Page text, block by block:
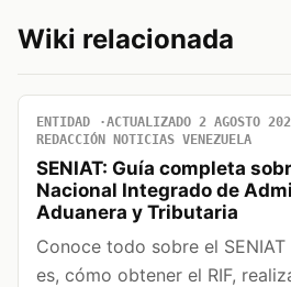
Wiki relacionada
ENTIDAD ACTUALIZADO 2 AGOSTO
REDACCIÓN NOTICIAS VENEZUELA
SENIAT: Guía completa
Nacional Integrado de
Aduanera y Tributaria
Conoce todo sobre el SENIAT
es, cómo obtener el RIF,